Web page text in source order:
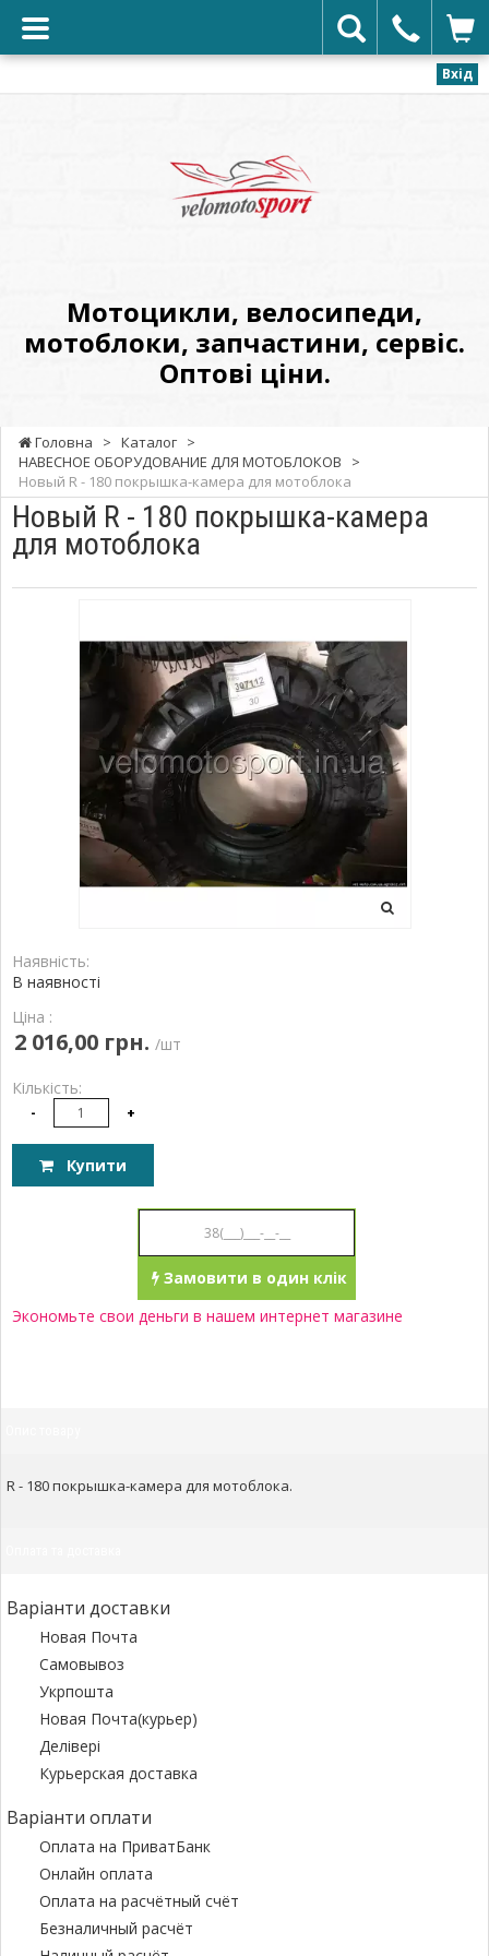
Вхід
Оптові
ціни.
Мотоцикли, велосипеди,
мотоблоки, запчастини, сервіс.
Оптові ціни.
Головна > Каталог >
НАВЕСНОЕ ОБОРУДОВАНИЕ ДЛЯ МОТОБЛОКОВ
>
Новый R - 180 покрышка-камера для мотоблока
Новый R - 180 покрышка-камера
для мотоблока
Наявність:
В наявності
Ціна :
2 016,00 грн. /шт
Кількість:
- +
Купити
Замовити в один клік
Экономьте свои деньги в нашем интернет магазине
R - 180 покрышка-камера для мотоблока.
Варіанти доставки
Новая Почта
Самовывоз
Укрпошта
Новая Почта(курьер)
Делівері
Курьерская доставка
Варіанти оплати
Оплата на ПриватБанк
Онлайн оплата
Оплата на расчётный счёт
Безналичный расчёт